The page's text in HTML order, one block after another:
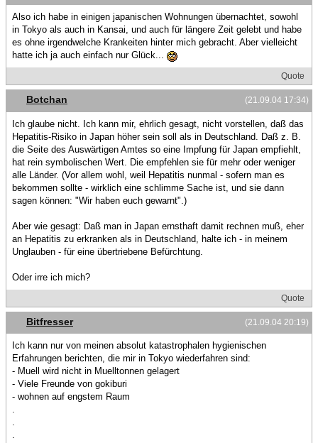
Also ich habe in einigen japanischen Wohnungen übernachtet, sowohl
in Tokyo als auch in Kansai, und auch für längere Zeit gelebt und habe
es ohne irgendwelche Krankeiten hinter mich gebracht. Aber vielleicht
hatte ich ja auch einfach nur Glück...
Quote
(21.09.04 17:34)
Botchan
Ich glaube nicht. Ich kann mir, ehrlich gesagt, nicht vorstellen, daß das
Hepatitis-Risiko in Japan höher sein soll als in Deutschland. Daß z. B.
die Seite des Auswärtigen Amtes so eine Impfung für Japan empfiehlt,
hat rein symbolischen Wert. Die empfehlen sie für mehr oder weniger
alle Länder. (Vor allem wohl, weil Hepatitis nunmal - sofern man es
bekommen sollte - wirklich eine schlimme Sache ist, und sie dann
sagen können: "Wir haben euch gewarnt".)
Aber wie gesagt: Daß man in Japan ernsthaft damit rechnen muß, eher
an Hepatitis zu erkranken als in Deutschland, halte ich - in meinem
Unglauben - für eine übertriebene Befürchtung.
Oder irre ich mich?
Quote
(21.09.04 20:19)
Bitfresser
Ich kann nur von meinen absolut katastrophalen hygienischen
Erfahrungen berichten, die mir in Tokyo wiederfahren sind:
- Muell wird nicht in Muelltonnen gelagert
- Viele Freunde von gokiburi
- wohnen auf engstem Raum
.
.
.